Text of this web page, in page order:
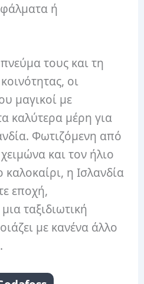
ή
τους και τη
οι
μαγικοί με
καλύτερα μέρη για
Φωτιζόμενη από
και τον ήλιο
η Ισλανδία
εποχή,
ταξιδιωτική
με κανένα άλλο